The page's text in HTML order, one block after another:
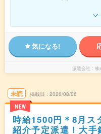
気になる!
派遣会社 株
未読
NEW
掲載日 2026/08/06
時給1500円＊8月ス
紹介予定派遣！大手